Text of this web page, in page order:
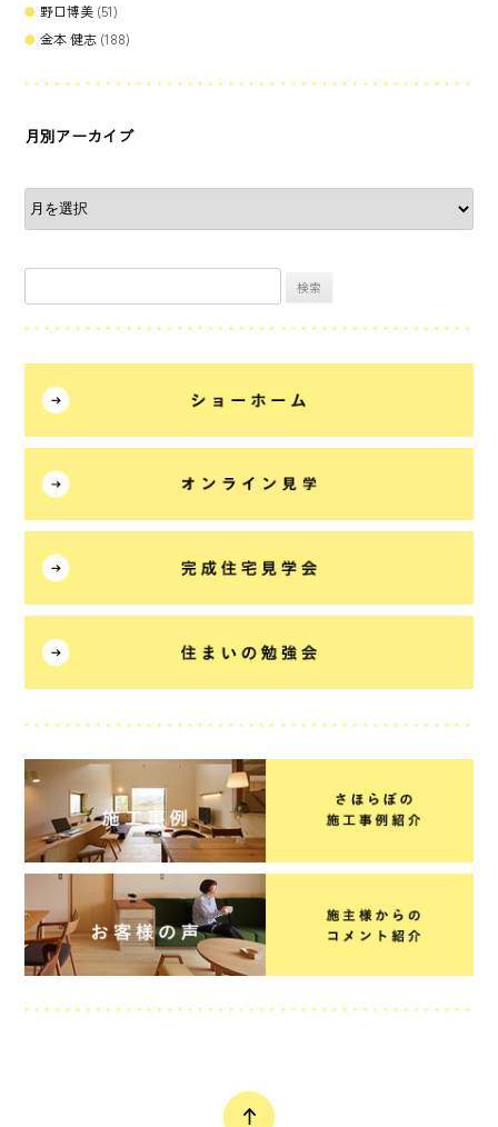
野口博美 (51)
金本 健志 (188)
月別アーカイブ